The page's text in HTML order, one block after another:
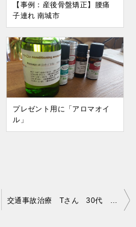
【事例：産後骨盤矯正】腰痛
子連れ 南城市
プレゼント用に「アロマオイ
ル」
交通事故治療 Tさん 30代 南城市 腰の痛み・むち打ち